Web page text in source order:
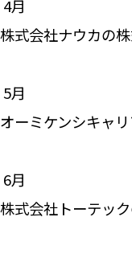
―― 4月
株式会社ナウカの
―― 5月
オーミケンシキャ
―― 6月
株式会社トーテッ